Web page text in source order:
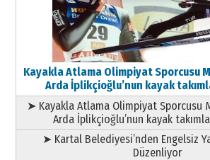
Kayakla Atlama Olimpiyat Sporcusu
Arda İplikçioğlu’nun kayak
➤ Kayakla Atlama Olimpiyat Sporcusu
Arda İplikçioğlu’nun kayak
➤ Kartal Belediyesi’nden Engelsiz
Düzenliyor